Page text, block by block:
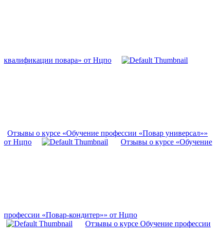
квалификации повара» от Нцпо
Отзывы о курсе «Обучение профессии «Повар универсал»»
от Нцпо
Отзывы о курсе «Обучение
профессии «Повар-кондитер»» от Нцпо
Отзывы о курсе Обучение профессии